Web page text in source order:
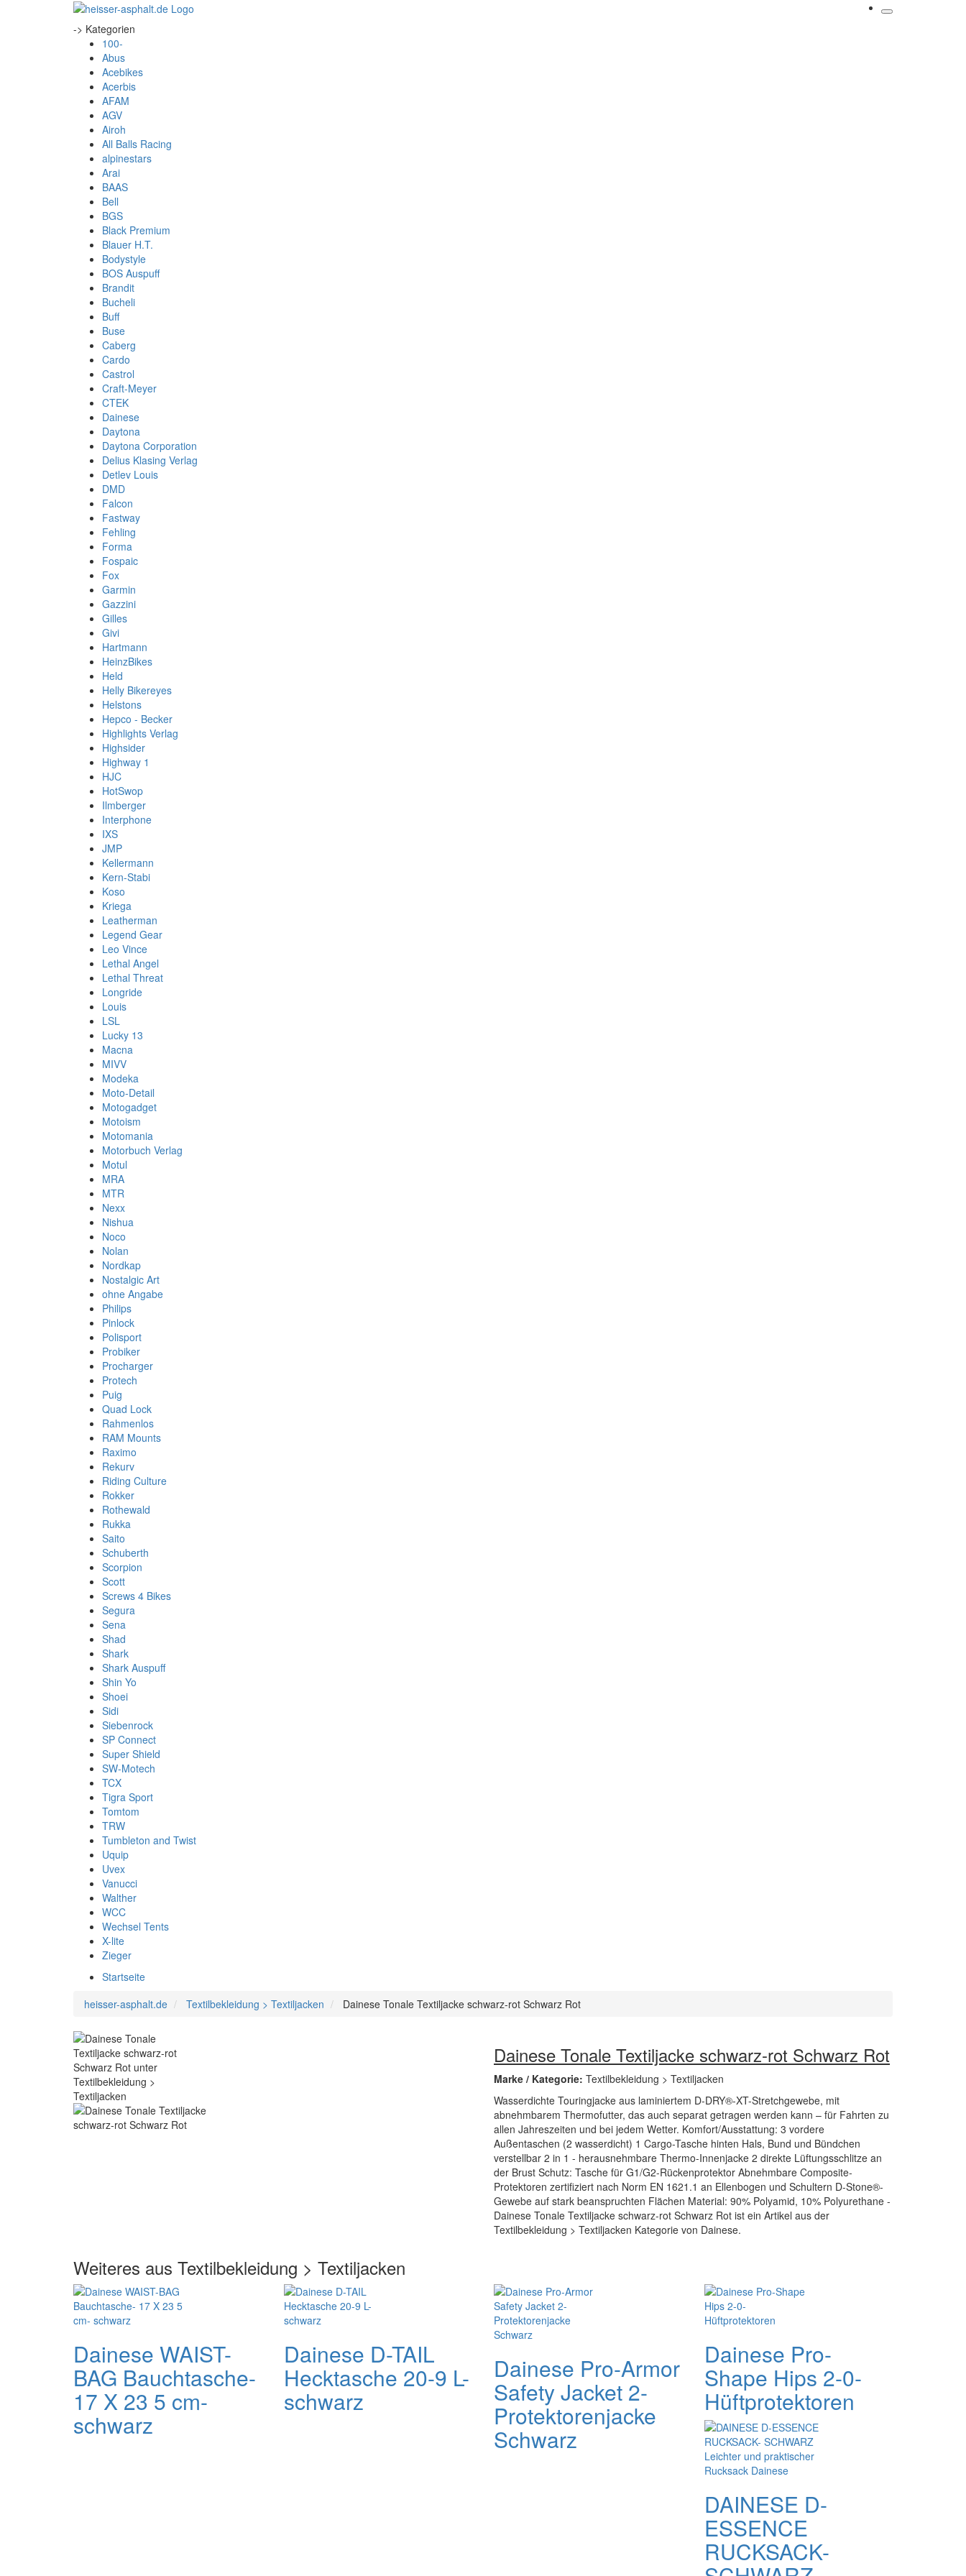
-> Kategorien
100-
Abus
Acebikes
Acerbis
AFAM
AGV
Airoh
All Balls Racing
alpinestars
Arai
BAAS
Bell
BGS
Black Premium
Blauer H.T.
Bodystyle
BOS Auspuff
Brandit
Bucheli
Buff
Buse
Caberg
Cardo
Castrol
Craft-Meyer
CTEK
Dainese
Daytona
Daytona Corporation
Delius Klasing Verlag
Detlev Louis
DMD
Falcon
Fastway
Fehling
Forma
Fospaic
Fox
Garmin
Gazzini
Gilles
Givi
Hartmann
HeinzBikes
Held
Helly Bikereyes
Helstons
Hepco - Becker
Highlights Verlag
Highsider
Highway 1
HJC
HotSwop
Ilmberger
Interphone
IXS
JMP
Kellermann
Kern-Stabi
Koso
Kriega
Leatherman
Legend Gear
Leo Vince
Lethal Angel
Lethal Threat
Longride
Louis
LSL
Lucky 13
Macna
MIVV
Modeka
Moto-Detail
Motogadget
Motoism
Motomania
Motorbuch Verlag
Motul
MRA
MTR
Nexx
Nishua
Noco
Nolan
Nordkap
Nostalgic Art
ohne Angabe
Philips
Pinlock
Polisport
Probiker
Procharger
Protech
Puig
Quad Lock
Rahmenlos
RAM Mounts
Raximo
Rekurv
Riding Culture
Rokker
Rothewald
Rukka
Saito
Schuberth
Scorpion
Scott
Screws 4 Bikes
Segura
Sena
Shad
Shark
Shark Auspuff
Shin Yo
Shoei
Sidi
Siebenrock
SP Connect
Super Shield
SW-Motech
TCX
Tigra Sport
Tomtom
TRW
Tumbleton and Twist
Uquip
Uvex
Vanucci
Walther
WCC
Wechsel Tents
X-lite
Zieger
Startseite
heisser-asphalt.de
Textilbekleidung > Textiljacken Dainese Tonale Textiljacke schwarz-rot Schwarz Rot
Dainese Tonale Textiljacke schwarz-rot Schwarz Rot
Marke / Kategorie: Textilbekleidung > Textiljacken
Wasserdichte Touringjacke aus laminiertem D-DRY®-XT-Stretchgewebe, mit
abnehmbarem Thermofutter, das auch separat getragen werden kann – für Fahrten zu
allen Jahreszeiten und bei jedem Wetter. Komfort/Ausstattung: 3 vordere
Außentaschen (2 wasserdicht) 1 Cargo-Tasche hinten Hals, Bund und Bündchen
verstellbar 2 in 1 - herausnehmbare Thermo-Innenjacke 2 direkte Lüftungsschlitze an
der Brust Schutz: Tasche für G1/G2-Rückenprotektor Abnehmbare Composite-
Protektoren zertifiziert nach Norm EN 1621.1 an Ellenbogen und Schultern D-Stone®-
Gewebe auf stark beanspruchten Flächen Material: 90% Polyamid, 10% Polyurethane -
Dainese Tonale Textiljacke schwarz-rot Schwarz Rot ist ein Artikel aus der
Textilbekleidung > Textiljacken Kategorie von Dainese.
Weiteres aus Textilbekleidung > Textiljacken
Dainese WAIST-
BAG Bauchtasche-
17 X 23 5 cm-
schwarz
Dainese D-TAIL
Hecktasche 20-9 L-
schwarz
Dainese Pro-Armor
Safety Jacket 2-
Protektorenjacke
Schwarz
Dainese Pro-
Shape Hips 2-0-
Hüftprotektoren
DAINESE D-
ESSENCE
RUCKSACK-